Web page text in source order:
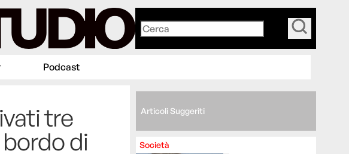
Podcast
tre
di
Articoli Suggeriti
Società